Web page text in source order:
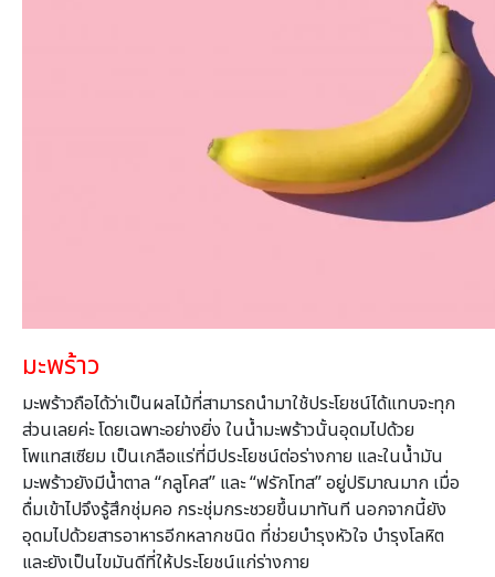
มะพร้าว
มะพร้าวถือได้ว่าเป็นผลไม้ที่สามารถนำมาใช้ประโยชน์ได้แทบจะทุก
ส่วนเลยค่ะ โดยเฉพาะอย่างยิ่ง ในน้ำมะพร้าวนั้นอุดมไปด้วย
โพแทสเซียม เป็นเกลือแร่ที่มีประโยชน์ต่อร่างกาย และในน้ำมัน
มะพร้าวยังมีน้ำตาล “กลูโคส” และ “ฟรักโทส” อยู่ปริมาณมาก เมื่อ
ดื่มเข้าไปจึงรู้สึกชุ่มคอ กระชุ่มกระชวยขึ้นมาทันที นอกจากนี้ยัง
อุดมไปด้วยสารอาหารอีกหลากชนิด ที่ช่วยบำรุงหัวใจ บำรุงโลหิต
และยังเป็นไขมันดีที่ให้ประโยชน์แก่ร่างกาย